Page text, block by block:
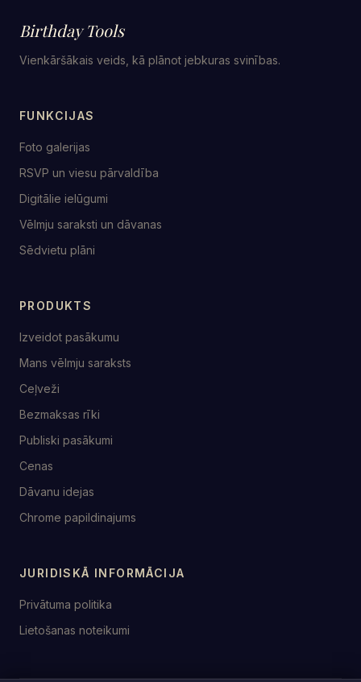
Birthday Tools
Vienkāršākais veids, kā plānot jebkuras svinības.
FUNKCIJAS
Foto galerijas
RSVP un viesu pārvaldība
Digitālie ielūgumi
Vēlmju saraksti un dāvanas
Sēdvietu plāni
PRODUKTS
Izveidot pasākumu
Mans vēlmju saraksts
Ceļveži
Bezmaksas rīki
Publiski pasākumi
Cenas
Dāvanu idejas
Chrome papildinajums
JURIDISKĀ INFORMĀCIJA
Privātuma politika
Lietošanas noteikumi